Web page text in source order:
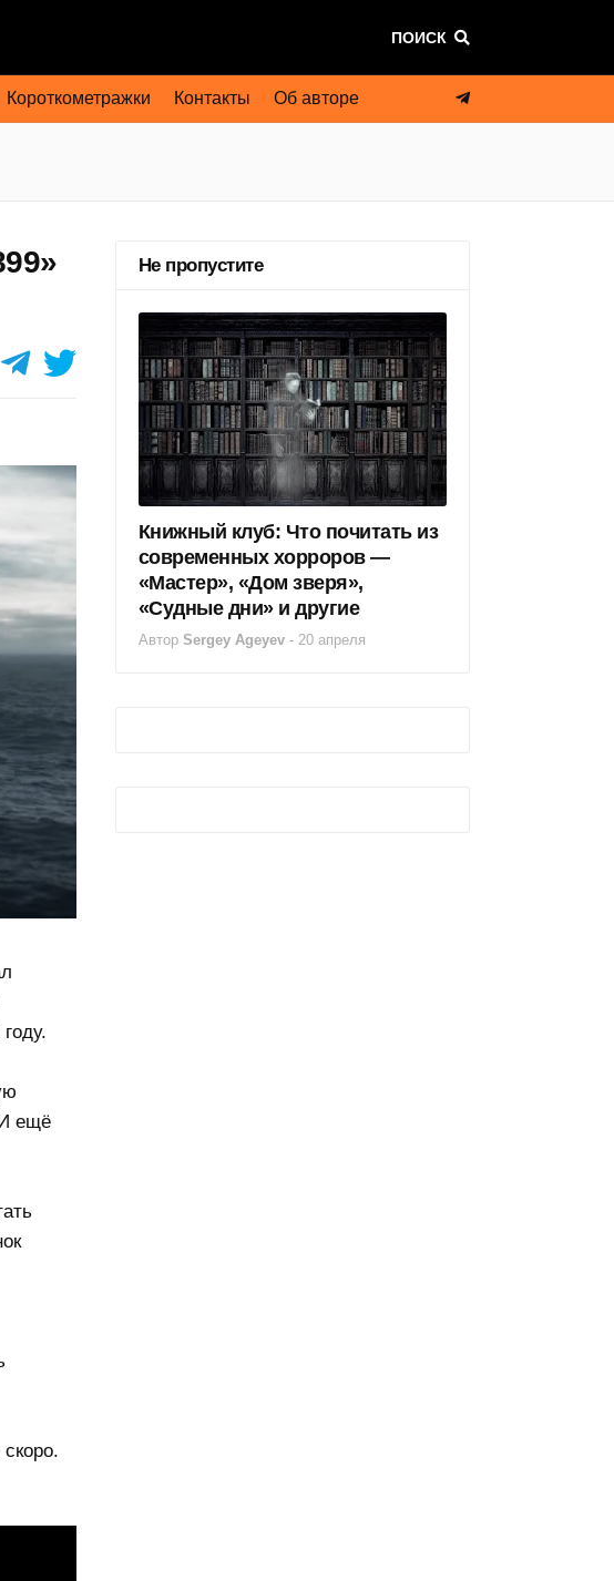
ПОИСК
Короткометражки Контакты Об авторе
ещё
Не пропустите
Книжный клуб: Что почитать из
современных хорроров —
«Мастер», «Дом зверя»,
«Судные дни» и другие
Автор Sergey Ageyev - 20 апреля